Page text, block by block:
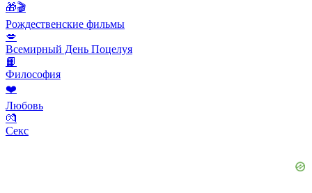
🎁🎬
Рождественские фильмы
💋
Всемирный День Поцелуя
📙
Философия
❤️
Любовь
💏
Секс